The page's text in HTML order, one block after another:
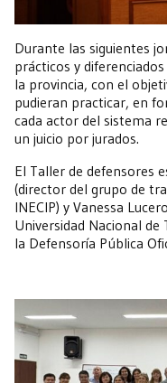
Durante las siguientes
prácticos y
la provincia, con el
pudieran practicar, en
cada actor del sistema
un juicio por jurados.
El Taller de defensores
(director del grupo de
INECIP) y Vanessa
Universidad Nacional
la Defensoría Pública